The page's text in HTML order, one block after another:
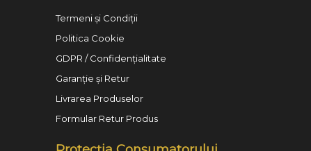
Termeni și Condiții
Politica Cookie
GDPR / Confidențialitate
Garanție și Retur
Livrarea Produselor
Formular Retur Produs